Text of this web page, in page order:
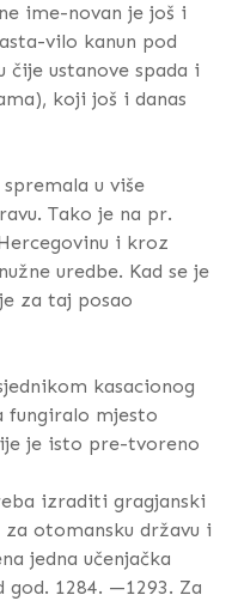
ime-novan je još i
vilo kanun pod
čije ustanove spada i
koji još i danas
u više
Tako je na pr.
i kroz
uredbe. Kad se je
za taj posao
kasacionog
fungiralo mjesto
je isto pre-tvoreno
izraditi gragjanski
otomansku državu i
jedna učenjačka
1284. —1293. Za